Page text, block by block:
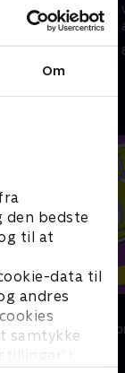
Om
bedste
til at
data til
andres
samtykke
i
årsfødselsdag
chips og gode
min
Helt sort
Livsstil • 7